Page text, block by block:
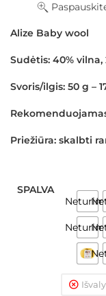
Alize Baby wool
Sudėtis: 40%
Svoris/ilgis: 50 g –
Priežiūra: skalbti
SPALVA